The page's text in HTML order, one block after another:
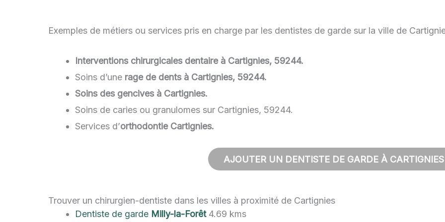
Exemples de métiers ou services pris en charge par les dentistes de garde sur la ville de
Interventions chirurgicales dentaire à Cartignies, 59244.
Soins d’une rage de dents à Cartignies, 59244.
Soins des gencives à Cartignies.
Soins de caries ou granulomes sur Cartignies, 59244.
Services d’orthodontie Cartignies.
AJOUTER UN DENTISTE DE GARDE À CARTIGNIES
Trouver un chirurgien-dentiste dans les villes à proximité de Cartignies
Dentiste de garde Milly-la-Forêt4.69 kms